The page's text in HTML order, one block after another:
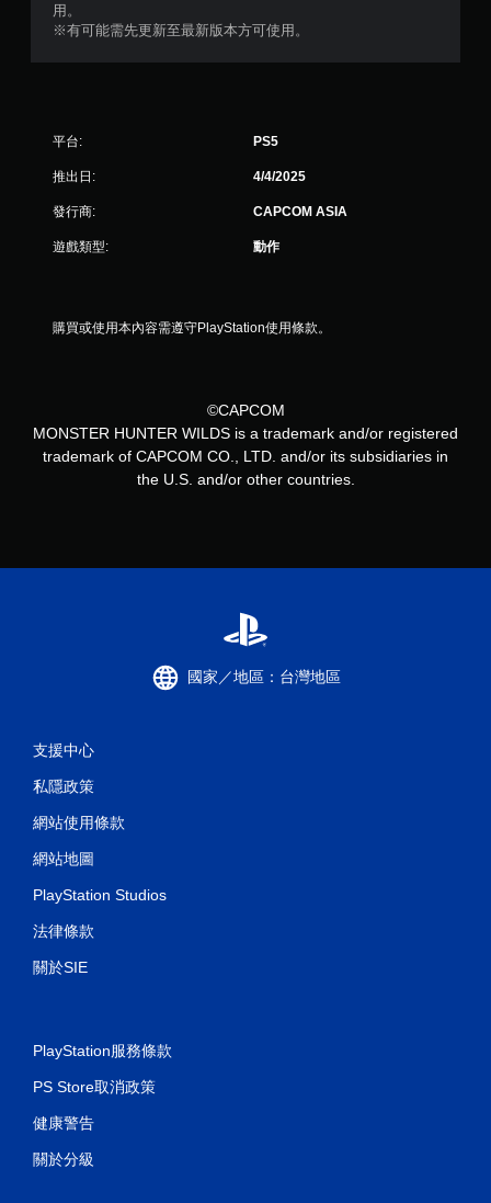
3
用。
※有可能需先更新至最新版本方可使用。
平台: PS5
推出日: 4/4/2025
發行商: CAPCOM ASIA
遊戲類型: 動作
購買或使用本內容需遵守PlayStation使用條款。
©CAPCOM
MONSTER HUNTER WILDS is a trademark and/or registered
trademark of CAPCOM CO., LTD. and/or its subsidiaries in
the U.S. and/or other countries.
國家／地區：台灣地區
支援中心
私隱政策
網站使用條款
網站地圖
PlayStation Studios
法律條款
關於SIE
PlayStation服務條款
PS Store取消政策
健康警告
關於分級